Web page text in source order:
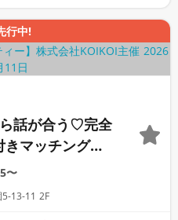
行中!
ら話が合う♡完全
マッチングコ
〜
5-13-11 2F